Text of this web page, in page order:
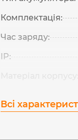
Комплектація:
Час заряду:
IP:
Всі